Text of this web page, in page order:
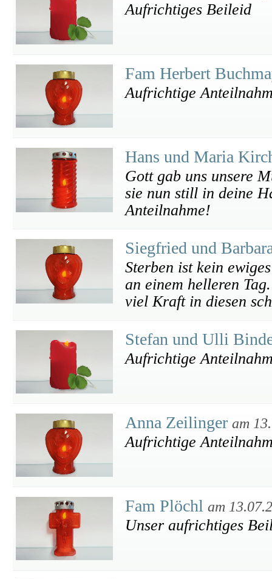
Aufrichtiges Beileid
Fam Herbert
Aufrichtige
Hans und Maria
Gott gab uns unsere
sie nun still in deine
Anteilnahme!
Siegfried und
Sterben ist kein
an einem helleren
viel Kraft in diesen
Stefan und Ulli
Aufrichtige
Anna Zeilinger am
Aufrichtige
Fam Plöchl am
Unser aufrichtiges